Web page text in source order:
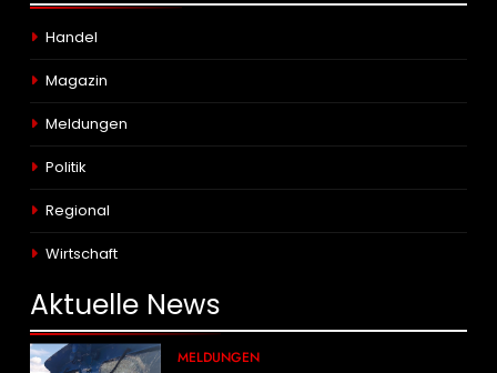
Handel
Magazin
Meldungen
Politik
Regional
Wirtschaft
Aktuelle News
MELDUNGEN